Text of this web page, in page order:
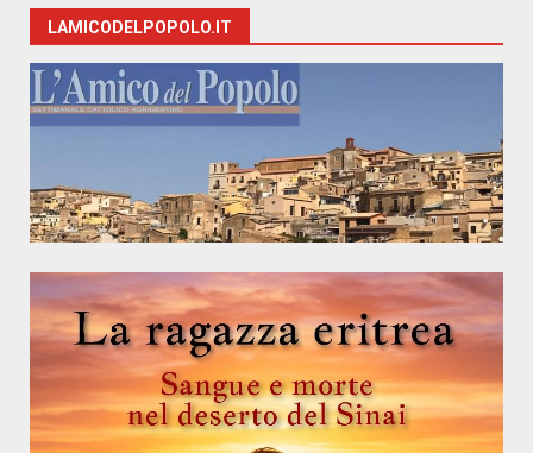
LAMICODELPOPOLO.IT